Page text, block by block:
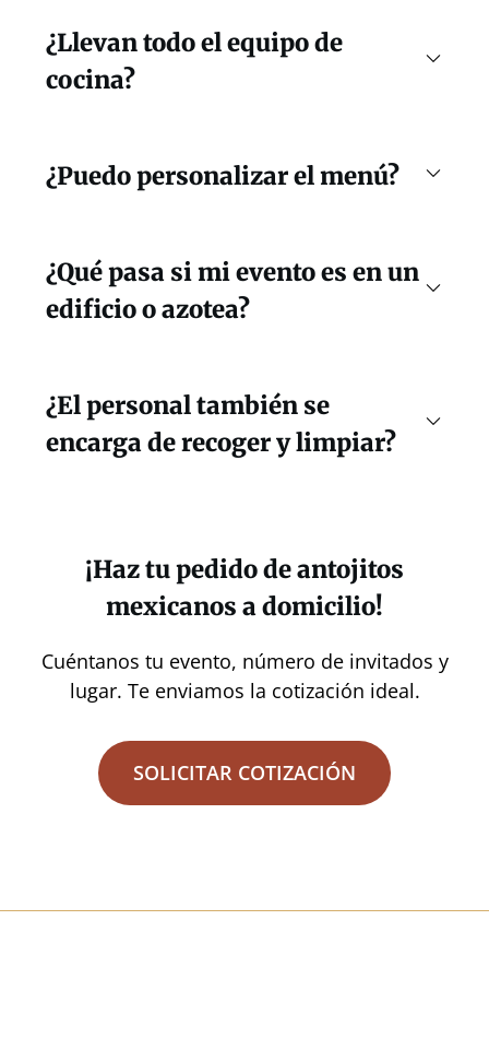
¿Llevan todo el equipo de
cocina?
¿Puedo personalizar el menú?
¿Qué pasa si mi evento es en un
edificio o azotea?
¿El personal también se
encarga de recoger y limpiar?
¡Haz tu pedido de antojitos
mexicanos a domicilio!
Cuéntanos tu evento, número de invitados y
lugar. Te enviamos la cotización ideal.
SOLICITAR COTIZACIÓN